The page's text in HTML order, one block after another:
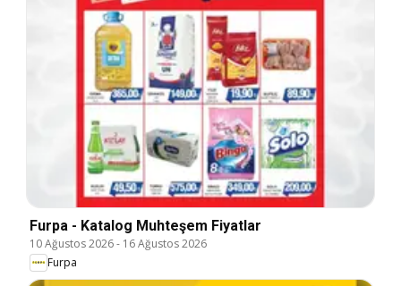
Furpa - Katalog Muhteşem Fiyatlar
10 Ağustos 2026- 16 Ağustos 2026
Furpa